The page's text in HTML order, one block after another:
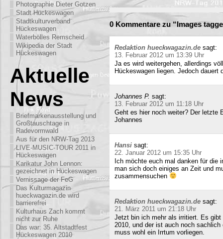
Photographie Dieter Gotzen
Stadt Hückeswagen
Stadtkulturverband
Hückeswagen
Waterbölles Remscheid
Wikipedia der Stadt
Hückeswagen
Aktuelle
News
Briefmarkenausstellung und
Großtauschtage in
Radevormwald
Aus für den NRW-Tag 2013
LIVE-MUSIC-TOUR 2011 in
Hückeswagen
Karikatur John Lennon:
gezeichnet in Hückeswagen
Vernissage der FeG
Das Kulturmagazin
hueckwagazin.de wird
barrierefrei
Kulturhaus Zach kommt
nicht zur Ruhe
Das war: 35. Altstadtfest
Hückeswagen 2010
0 Kommentare zu “Images
Redaktion hueckwagazin.de sagt:
13. Februar 2012 um 13:39 Uhr
Ja es wird weitergehen, allerdings
Hückeswagen liegen. Jedoch
Johannes P. sagt:
13. Februar 2012 um 11:18 Uhr
Geht es hier noch weiter? Der letzte
Johannes
Hansi sagt:
22. Januar 2012 um 15:35 Uhr
Ich möchte euch mal danken für die
man sich doch einiges an Zeit und
zusammensuchen
Redaktion hueckwagazin.de sagt:
21. März 2011 um 21:18 Uhr
Jetzt bin ich mehr als irritiert. Es gibt
2010, und der ist auch noch
muss wohl ein Irrtum vorliegen.